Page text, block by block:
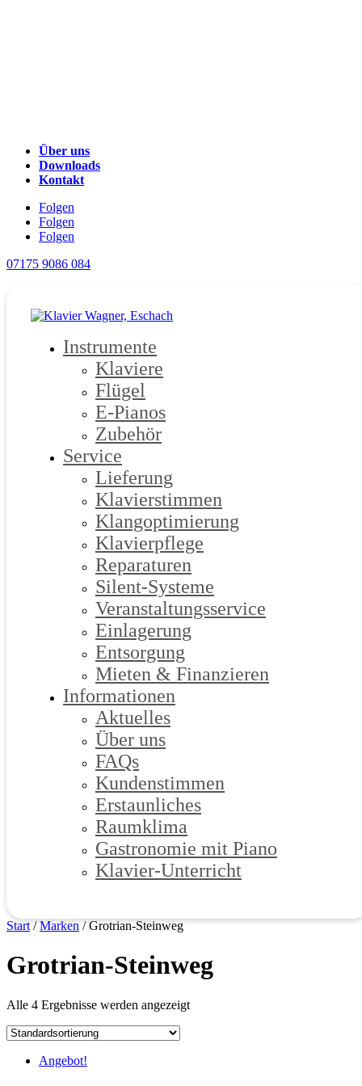
Über uns
Downloads
Kontakt
Folgen
Folgen
Folgen
07175 9086 084
Instrumente
Klaviere
Flügel
E-Pianos
Zubehör
Service
Lieferung
Klavierstimmen
Klangoptimierung
Klavierpflege
Reparaturen
Silent-Systeme
Veranstaltungsservice
Einlagerung
Entsorgung
Mieten & Finanzieren
Informationen
Aktuelles
Über uns
FAQs
Kundenstimmen
Erstaunliches
Raumklima
Gastronomie mit Piano
Klavier-Unterricht
Start /Marken /Grotrian-Steinweg
Grotrian-Steinweg
Alle 4 Ergebnisse werden angezeigt
Angebot!